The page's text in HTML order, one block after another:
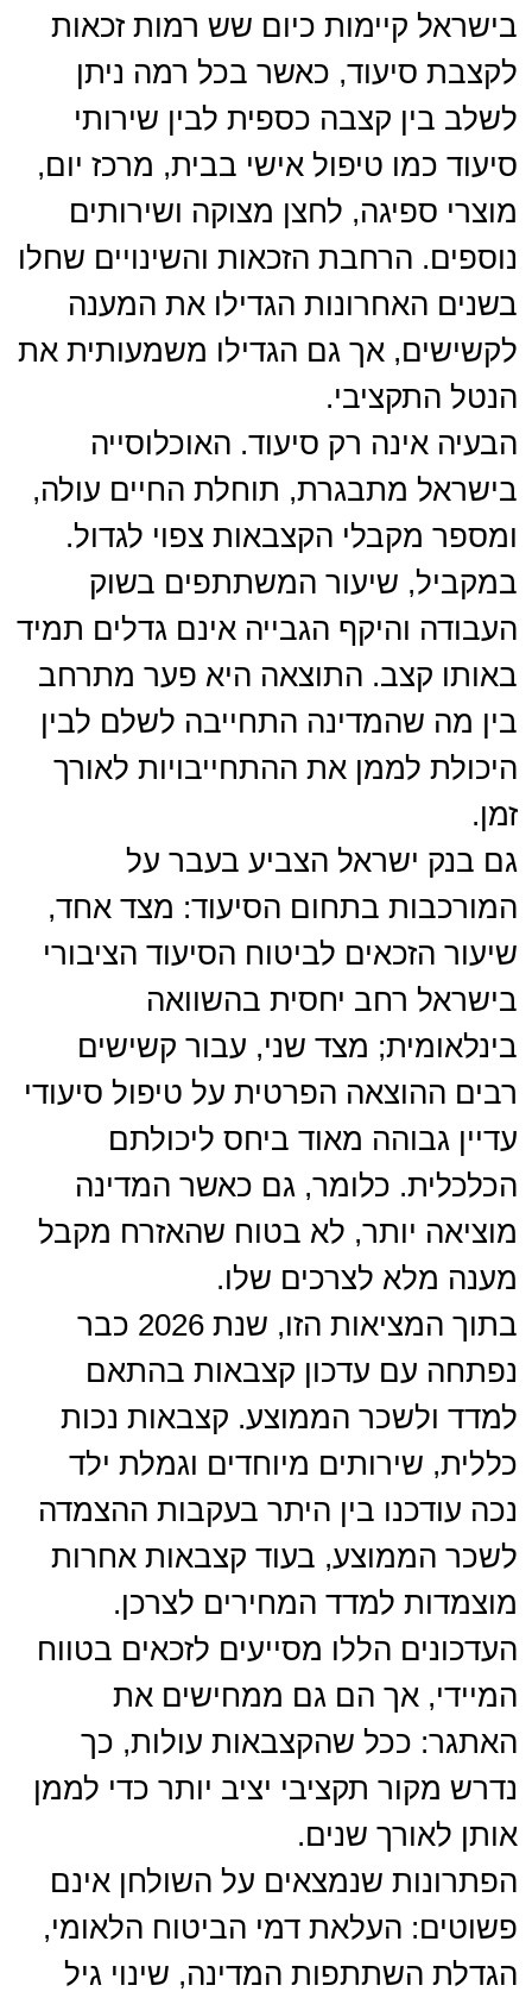
בישראל קיימות כיום שש רמות זכאות
לקצבת סיעוד, כאשר בכל רמה ניתן
לשלב בין קצבה כספית לבין שירותי
סיעוד כמו טיפול אישי בבית, מרכז יום,
מוצרי ספיגה, לחצן מצוקה ושירותים
נוספים. הרחבת הזכאות והשינויים שחלו
בשנים האחרונות הגדילו את המענה
לקשישים, אך גם הגדילו משמעותית את
הנטל התקציבי.
הבעיה אינה רק סיעוד. האוכלוסייה
בישראל מתבגרת, תוחלת החיים עולה,
ומספר מקבלי הקצבאות צפוי לגדול.
במקביל, שיעור המשתתפים בשוק
העבודה והיקף הגבייה אינם גדלים תמיד
באותו קצב. התוצאה היא פער מתרחב
בין מה שהמדינה התחייבה לשלם לבין
היכולת לממן את ההתחייבויות לאורך
זמן.
גם בנק ישראל הצביע בעבר על
המורכבות בתחום הסיעוד: מצד אחד,
שיעור הזכאים לביטוח הסיעוד הציבורי
בישראל רחב יחסית בהשוואה
בינלאומית; מצד שני, עבור קשישים
רבים ההוצאה הפרטית על טיפול סיעודי
עדיין גבוהה מאוד ביחס ליכולתם
הכלכלית. כלומר, גם כאשר המדינה
מוציאה יותר, לא בטוח שהאזרח מקבל
מענה מלא לצרכים שלו.
בתוך המציאות הזו, שנת 2026 כבר
נפתחה עם עדכון קצבאות בהתאם
למדד ולשכר הממוצע. קצבאות נכות
כללית, שירותים מיוחדים וגמלת ילד
נכה עודכנו בין היתר בעקבות ההצמדה
לשכר הממוצע, בעוד קצבאות אחרות
מוצמדות למדד המחירים לצרכן.
העדכונים הללו מסייעים לזכאים בטווח
המיידי, אך הם גם ממחישים את
האתגר: ככל שהקצבאות עולות, כך
נדרש מקור תקציבי יציב יותר כדי לממן
אותן לאורך שנים.
הפתרונות שנמצאים על השולחן אינם
פשוטים: העלאת דמי הביטוח הלאומי,
הגדלת השתתפות המדינה, שינוי גיל